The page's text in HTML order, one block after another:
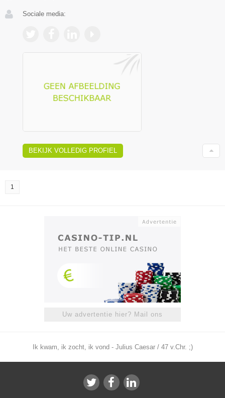
Sociale media:
BEKIJK VOLLEDIG PROFIEL
1
Uw advertentie hier? Mail ons
Ik kwam, ik zocht, ik vond - Julius Caesar / 47 v.Chr. ;)